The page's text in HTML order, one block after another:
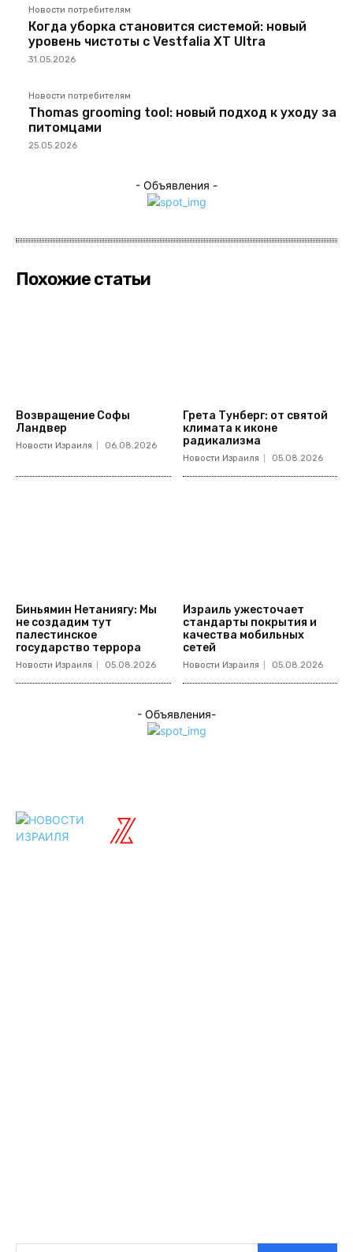
Новости потребителям
Когда уборка становится системой: новый
уровень чистоты с Vestfalia XT Ultra
31.05.2026
Новости потребителям
Thomas grooming tool: новый подход к уходу за
питомцами
25.05.2026
- Объявления -
Похожие статьи
Возвращение Софы
Ландвер
Новости Израиля 06.08.2026
Грета Тунберг: от святой
климата к иконе
радикализма
Новости Израиля 05.08.2026
Биньямин Нетаниягу: Мы
не создадим тут
палестинское
государство террора
Новости Израиля 05.08.2026
Израиль ужесточает
стандарты покрытия и
качества мобильных
сетей
Новости Израиля 05.08.2026
- Объявления-